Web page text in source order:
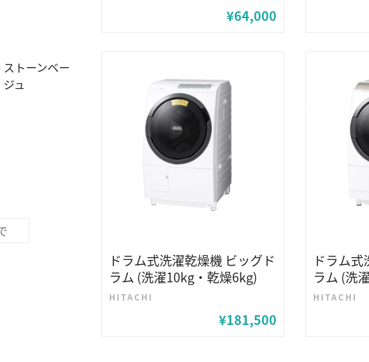
ストーンベー
ジュ
¥64,000
ドラム式洗濯乾燥機 ビッグド
ラム (洗濯10kg・乾燥6kg)
HITACHI
¥181,500
ドラム
ラム (洗
HITACHI